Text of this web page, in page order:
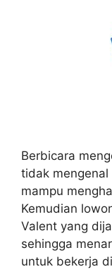
Berbicara
tidak mengenal
mampu
Kemudian
Valent yang
sehingga
untuk bekerja